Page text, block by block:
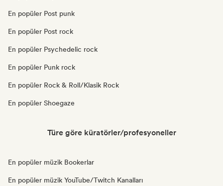
En popüler Post punk
En popüler Post rock
En popüler Psychedelic rock
En popüler Punk rock
En popüler Rock & Roll/Klasik Rock
En popüler Shoegaze
Türe göre küratörler/profesyoneller
En popüler müzik Bookerlar
En popüler müzik YouTube/Twitch Kanalları